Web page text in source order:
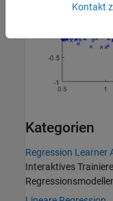
Kategorien
Regression Learner
Interaktives
Kontakt